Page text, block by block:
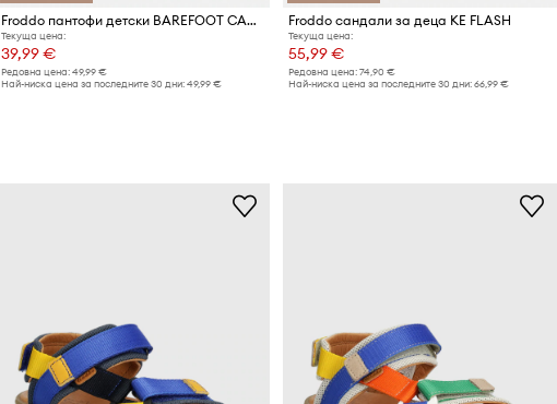
Froddo пантофи детски BAREFOOT CANVAS
Текуща цена:
39,99 €
Редовна цена: 49,99 €
Най-ниска цена за последните 30 дни: 49,99 €
Froddo сандали за деца KE FLASH
Текуща цена:
55,99 €
Редовна цена: 74,90 €
Най-ниска цена за последните 30 дни: 66,99 €